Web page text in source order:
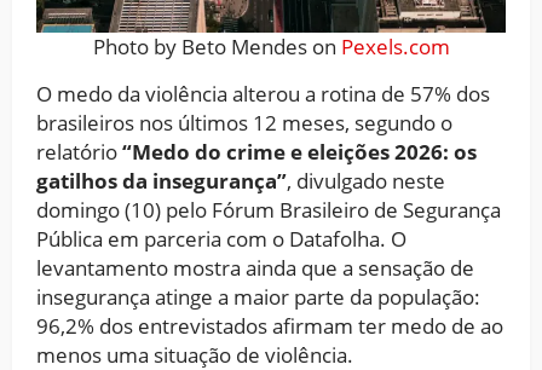
Photo by Beto Mendes on Pexels.com
O medo da violência alterou a rotina de 57% dos
brasileiros nos últimos 12 meses, segundo o
relatório“Medo do crime e eleições 2026: os
gatilhos da insegurança”, divulgado neste
domingo (10) pelo Fórum Brasileiro de Segurança
Pública em parceria com o Datafolha. O
levantamento mostra ainda que a sensação de
insegurança atinge a maior parte da população:
96,2% dos entrevistados afirmam ter medo de ao
menos uma situação de violência.